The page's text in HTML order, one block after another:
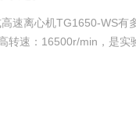
高速离心机TG1650-WS有
转速：16500r/min，是实